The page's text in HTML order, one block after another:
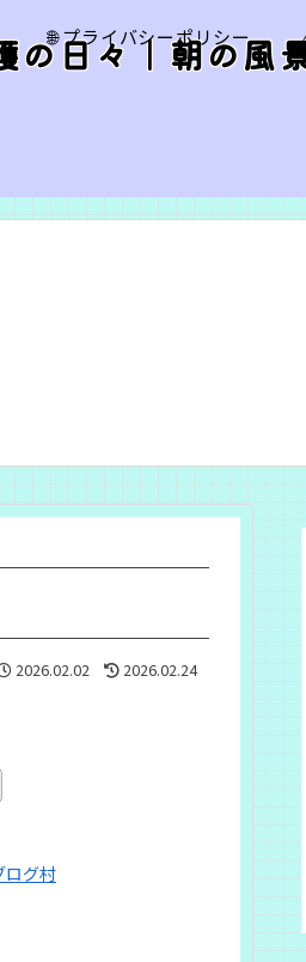
の日々｜朝の風
🌐 プライバシーポリシー
2026.02.02 2026.02.24
ログ村